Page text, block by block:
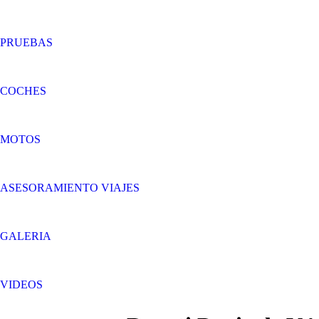
PRUEBAS
COCHES
MOTOS
ASESORAMIENTO VIAJES
GALERIA
VIDEOS